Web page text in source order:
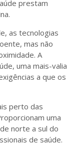
prestam
as tecnologias
mas não
A
uma mais-valia
a que os
perto das
uma
norte a sul do
de saúde.